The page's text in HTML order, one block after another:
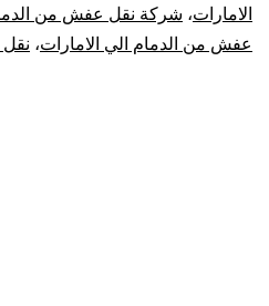
الدمام
الامارات، شركة نقل عفش من
عفش من الدمام الي الامارات، نقل